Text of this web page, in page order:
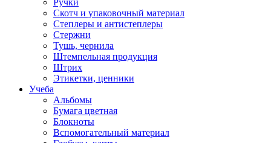
Скотч и упаковочный материал
Степлеры и антистеплеры
Стержни
Тушь, чернила
Штемпельная продукция
Штрих
Этикетки, ценники
Учеба
Альбомы
Бумага цветная
Блокноты
Вспомогательный материал